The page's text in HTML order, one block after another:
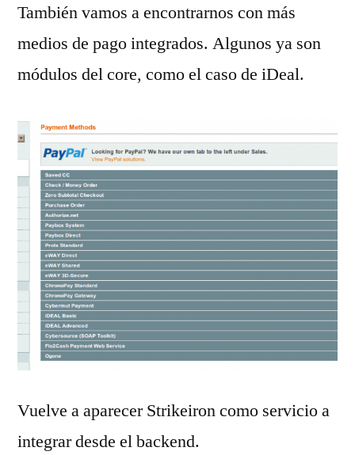
También vamos a encontrarnos con más
medios de pago integrados. Algunos ya son
módulos del core, como el caso de iDeal.
Vuelve a aparecer Strikeiron como servicio a
integrar desde el backend.